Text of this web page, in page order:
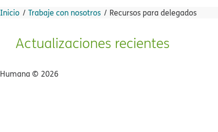
Inicio​​ Trabaje con nosotros​​ Recursos para delegados​​
Actualizaciones recientes​​
Humana ©​​ 2026​​